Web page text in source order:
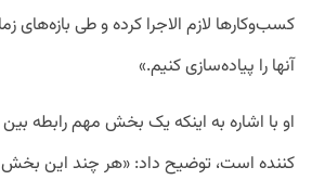
کسب‌وکارها لازم الاجرا کرده و طی بازه‌های
آنها را پیاده‌سازی کنیم.»
او با اشاره به اینکه یک بخش مهم رابطه
کننده است، توضیح داد: «هر چند این بخش